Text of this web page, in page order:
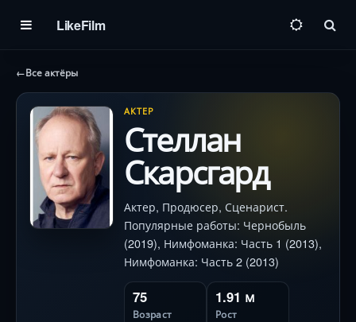
LikeFilm
←Все актёры
АКТЕР
Стеллан
Скарсгард
Актер, Продюсер, Сценарист.
Популярные работы: Чернобыль
(2019), Нимфоманка: Часть 1 (2013),
Нимфоманка: Часть 2 (2013)
75
Возраст
1.91 м
Рост